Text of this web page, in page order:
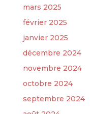
mars 2025
février 2025
janvier 2025
décembre 2024
novembre 2024
octobre 2024
septembre 2024